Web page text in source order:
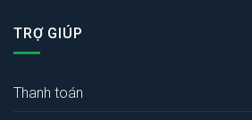
TRỢ GIÚP
Thanh toán